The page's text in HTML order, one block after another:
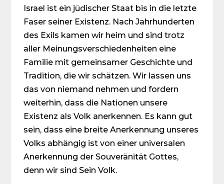
Israel ist ein jüdischer Staat bis in die letzte
Faser seiner Existenz. Nach Jahrhunderten
des Exils kamen wir heim und sind trotz
aller Meinungsverschiedenheiten eine
Familie mit gemeinsamer Geschichte und
Tradition, die wir schätzen. Wir lassen uns
das von niemand nehmen und fordern
weiterhin, dass die Nationen unsere
Existenz als Volk anerkennen. Es kann gut
sein, dass eine breite Anerkennung unseres
Volks abhängig ist von einer universalen
Anerkennung der Souveränität Gottes,
denn wir sind Sein Volk.